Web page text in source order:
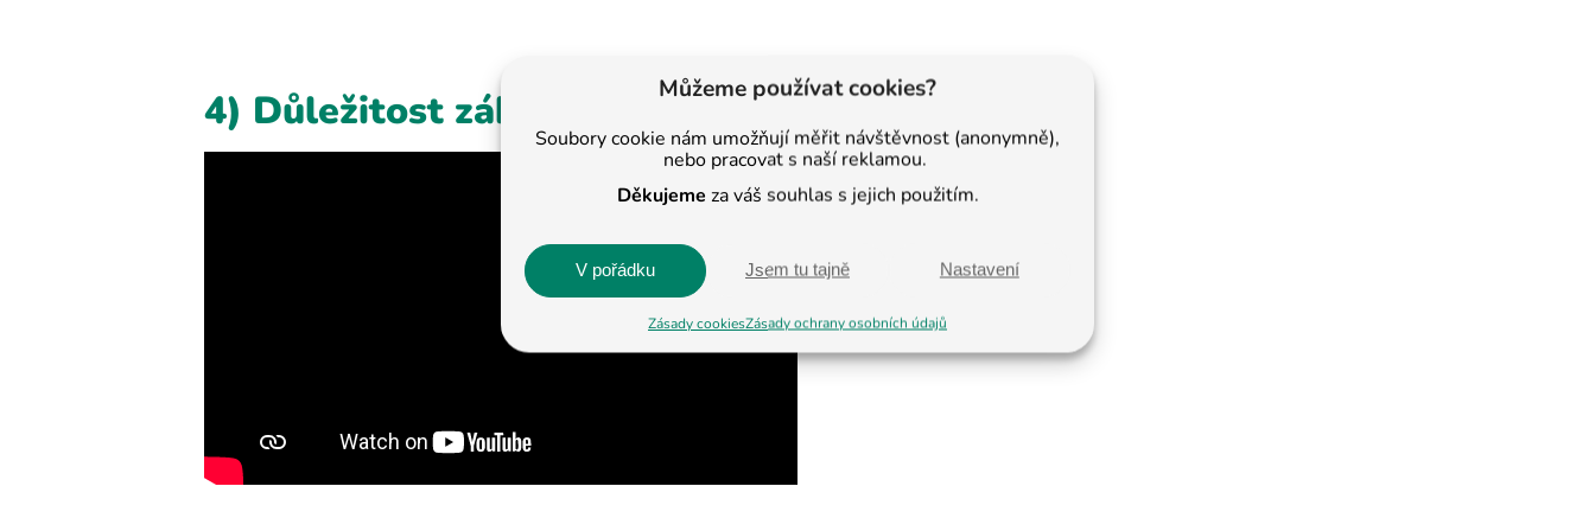
Můžeme používat cookies?
Soubory cookie nám umožňují měřit návštěvnost (anonymně),
nebo pracovat s naší reklamou.
Děkujeme za váš souhlas s jejich použitím.
V pořádku Jsem tu tajně Nastavení
Zásady cookiesZásady ochrany osobních údajů
4) Důležitost základů